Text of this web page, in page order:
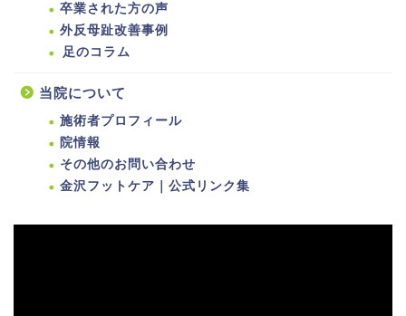
卒業された方の声
外反母趾改善事例
足のコラム
当院について
施術者プロフィール
院情報
その他のお問い合わせ
金沢フットケア｜公式リンク集